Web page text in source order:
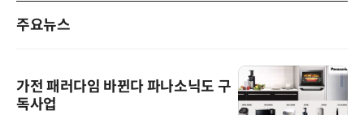
주요뉴스
가전 패러다임 바뀐다 파나소닉도 구
독사업